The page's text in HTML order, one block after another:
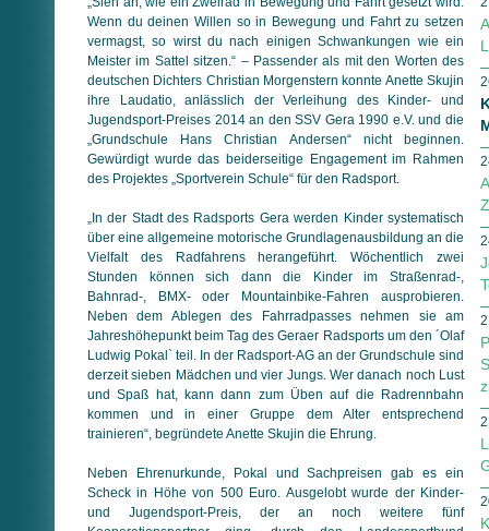
Wenn du deinen Willen so in Bewegung und Fahrt zu setzen
vermagst, so wirst du nach einigen Schwankungen wie ein
Meister im Sattel sitzen.“ – Passender als mit den Worten des
deutschen Dichters Christian Morgenstern konnte Anette Skujin
ihre Laudatio, anlässlich der Verleihung des Kinder- und
Jugendsport-Preises 2014 an den SSV Gera 1990 e.V. und die
„Grundschule Hans Christian Andersen“ nicht beginnen.
Gewürdigt wurde das beiderseitige Engagement im Rahmen
des Projektes „Sportverein Schule“ für den Radsport.
„In der Stadt des Radsports Gera werden Kinder systematisch
über eine allgemeine motorische Grundlagenausbildung an die
Vielfalt des Radfahrens herangeführt. Wöchentlich zwei
Stunden können sich dann die Kinder im Straßenrad-,
Bahnrad-, BMX- oder Mountainbike-Fahren ausprobieren.
Neben dem Ablegen des Fahrradpasses nehmen sie am
Jahreshöhepunkt beim Tag des Geraer Radsports um den ´Olaf
Ludwig Pokal` teil. In der Radsport-AG an der Grundschule sind
derzeit sieben Mädchen und vier Jungs. Wer danach noch Lust
und Spaß hat, kann dann zum Üben auf die Radrennbahn
kommen und in einer Gruppe dem Alter entsprechend
trainieren“, begründete Anette Skujin die Ehrung.
Neben Ehrenurkunde, Pokal und Sachpreisen gab es ein
Scheck in Höhe von 500 Euro. Ausgelobt wurde der Kinder-
und Jugendsport-Preis, der an noch weitere fünf